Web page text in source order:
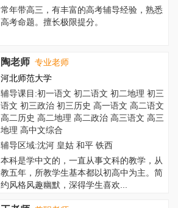
常年带高三，有丰富的高考辅导经验，熟悉
高考命题。擅长极限提分。
陶老师 专业老师
河北师范大学
辅导课目:初一语文 初二语文 初二地理 初三
语文 初三政治 初三历史 高一语文 高二语文
高二历史 高二地理 高二政治 高三语文 高三
地理 高中文综合
辅导区域:沈河 皇姑 和平 铁西
本科是学中文的，一直从事文科的教学，从
教五年，所教学生基本都以初高中为主。简
约风格风趣幽默，深得学生喜欢...